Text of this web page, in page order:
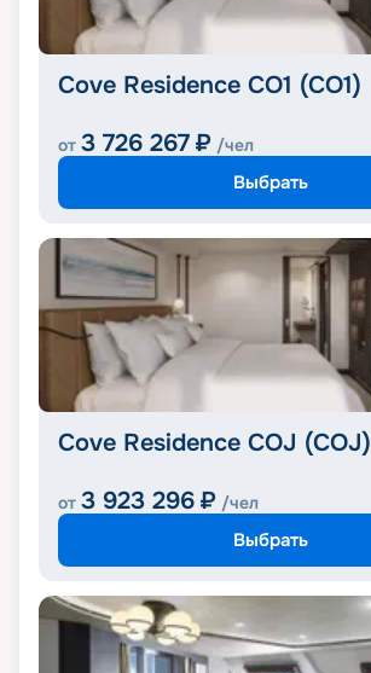
Cove Residence CO1 (CO1)
от 3 726 267 ₽ /чел
Выбрать
Cove Residence COJ (COJ)
от 3 923 296 ₽ /чел
Выбрать